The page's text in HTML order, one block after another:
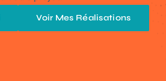
Voir Mes Réalisations